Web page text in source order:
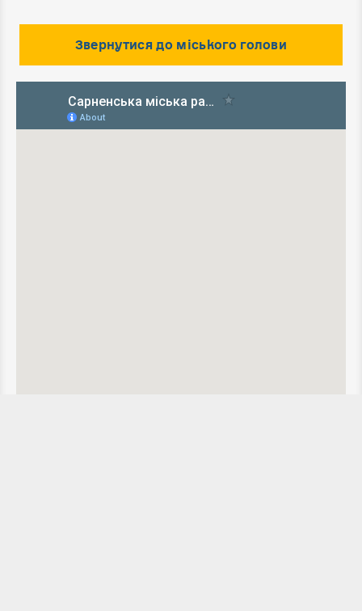
Звернутися до міського голови